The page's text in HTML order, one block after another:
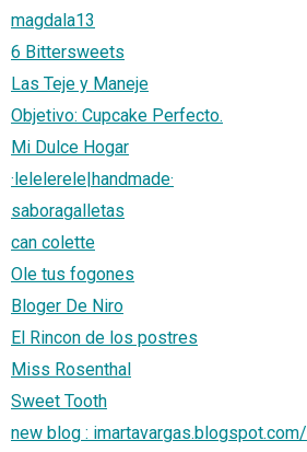
magdala13
6 Bittersweets
Las Teje y Maneje
Objetivo: Cupcake Perfecto.
Mi Dulce Hogar
·lelelerele|handmade·
saboragalletas
can colette
Ole tus fogones
Bloger De Niro
El Rincon de los postres
Miss Rosenthal
Sweet Tooth
new blog : imartavargas.blogspot.com/